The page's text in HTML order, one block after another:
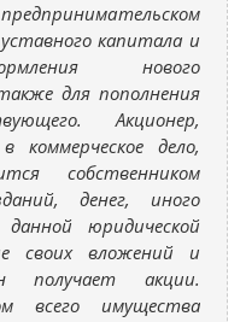
капитала и
нового
для пополнения
Акционер,
коммерческое дело,
собственником
денег, иного
юридической
своих вложений и
получает акции.
всего имущества